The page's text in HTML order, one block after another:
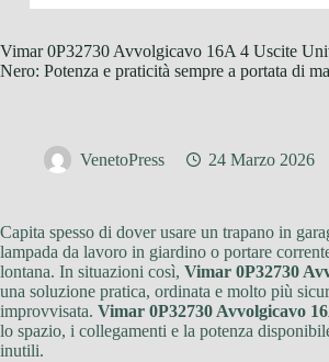
Vimar 0P32730 Avvolgicavo 16A 4 Uscite
Nero: Potenza e praticità sempre a portata di
VenetoPress 24 Marzo 2026
Capita spesso di dover usare un trapano in
lampada da lavoro in giardino o portare
lontana. In situazioni così, Vimar 0P32730
una soluzione pratica, ordinata e molto più
improvvisata. Vimar 0P32730 Avvolgicavo
lo spazio, i collegamenti e la potenza
inutili.